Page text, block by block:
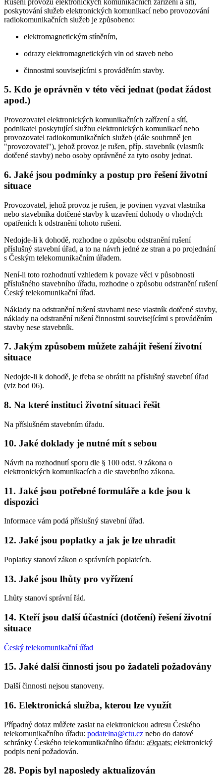
poskytování služeb elektronických komunikací nebo provozování
radiokomunikačních služeb je způsobeno:
elektromagnetickým stíněním,
odrazy elektromagnetických vln od staveb nebo
činnostmi souvisejícími s prováděním stavby.
5. Kdo je oprávněn v této věci jednat (podat žádost
apod.)
Provozovatel elektronických komunikačních zařízení a sítí,
podnikatel poskytující službu elektronických komunikací nebo
provozovatel radiokomunikačních služeb (dále souhrnně jen
"provozovatel"), jehož provoz je rušen, příp. stavebník (vlastník
dotčené stavby) nebo osoby oprávněné za tyto osoby jednat.
6. Jaké jsou podmínky a postup pro řešení životní
situace
Provozovatel, jehož provoz je rušen, je povinen vyzvat vlastníka
nebo stavebníka dotčené stavby k uzavření dohody o vhodných
opatřeních k odstranění tohoto rušení.
Nedojde-li k dohodě, rozhodne o způsobu odstranění rušení
příslušný stavební úřad, a to na návrh jedné ze stran a po projednání
s Českým telekomunikačním úřadem.
Není-li toto rozhodnutí vzhledem k povaze věci v působnosti
příslušného stavebního úřadu, rozhodne o způsobu odstranění rušení
Český telekomunikační úřad.
Náklady na odstranění rušení stavbami nese vlastník dotčené stavby,
náklady na odstranění rušení činnostmi souvisejícími s prováděním
stavby nese stavebník.
7. Jakým způsobem můžete zahájit řešení životní
situace
Nedojde-li k dohodě, je třeba se obrátit na příslušný stavební úřad
(viz bod 06).
8. Na které instituci životní situaci řešit
Na příslušném stavebním úřadu.
10. Jaké doklady je nutné mít s sebou
Návrh na rozhodnutí sporu dle § 100 odst. 9 zákona o
elektronických komunikacích a dle stavebního zákona.
11. Jaké jsou potřebné formuláře a kde jsou k
dispozici
Informace vám podá příslušný stavební úřad.
12. Jaké jsou poplatky a jak je lze uhradit
Poplatky stanoví zákon o správních poplatcích.
13. Jaké jsou lhůty pro vyřízení
Lhůty stanoví správní řád.
14. Kteří jsou další účastníci (dotčení) řešení životní
situace
Český telekomunikační úřad
15. Jaké další činnosti jsou po žadateli požadovány
Další činnosti nejsou stanoveny.
16. Elektronická služba, kterou lze využít
Případný dotaz můžete zaslat na elektronickou adresu Českého
telekomunikačního úřadu: podatelna@ctu.cz nebo do datové
schránky Českého telekomunikačního úřadu: a9qaats; elektronický
podpis není požadován.
28. Popis byl naposledy aktualizován